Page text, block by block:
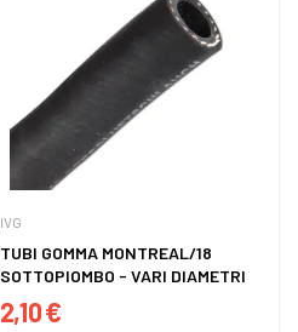
IVG
TUBI GOMMA MONTREAL/18
SOTTOPIOMBO - VARI DIAMETRI
2,10 €